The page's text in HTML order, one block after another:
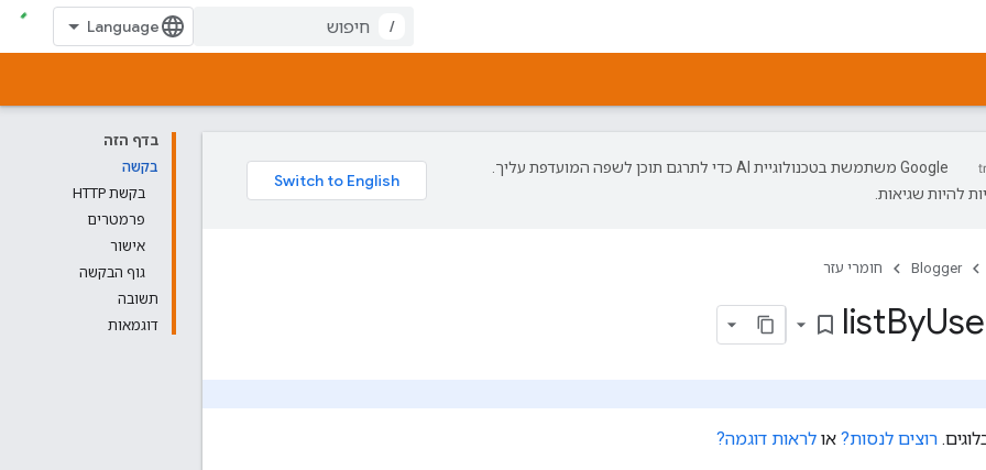
/
בדף הזה
בקשה
בקשת HTTP
פרמטרים
אישור
גוף הבקשה
תשובה
דוגמאות
‫Google משתמשת בטכנולוגיית AI כדי לתרגם תוכן לשפה המועדפת עליך.
להיות שגיאות.
Blogger חומרי עזר
By
bookmark_border
רוצים לנסות? או לראות דוגמה?